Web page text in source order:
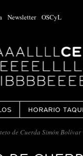
Newsletter OSCyL
HORARIO
de Cuerda Simón